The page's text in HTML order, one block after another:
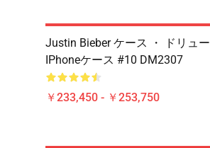
Justin Bieber ケース ・ ドリュー
IPhoneケース #10 DM2307
￥233,450 - ￥253,750